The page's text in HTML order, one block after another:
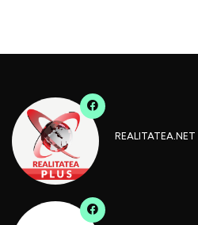
REALITATEA.NET